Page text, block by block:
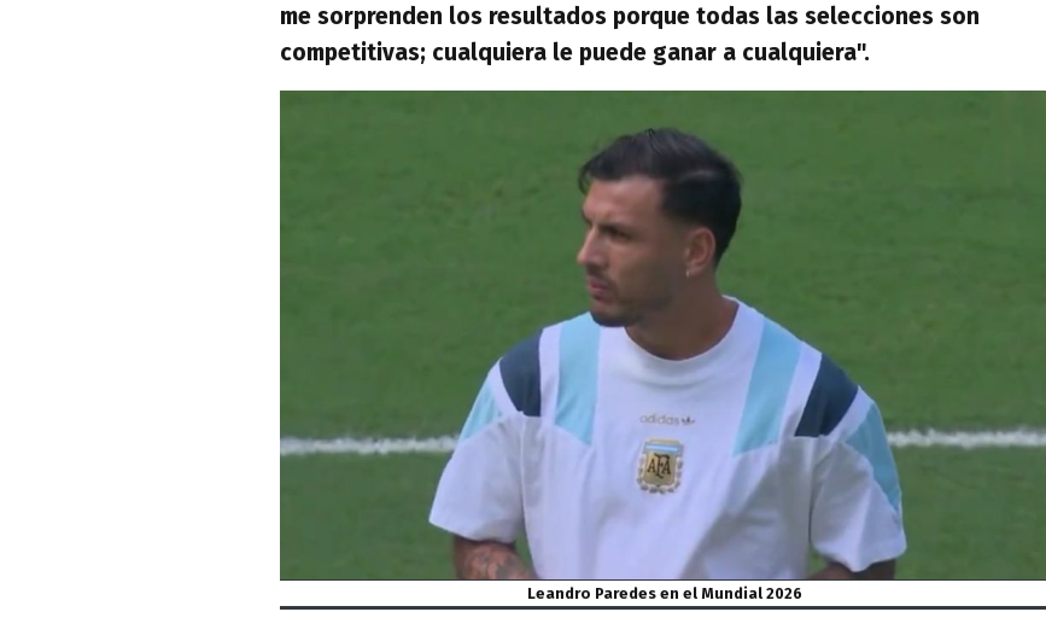
me sorprenden los resultados porque todas las selecciones son
competitivas; cualquiera le puede ganar a cualquiera".
Leandro Paredes en el Mundial 2026